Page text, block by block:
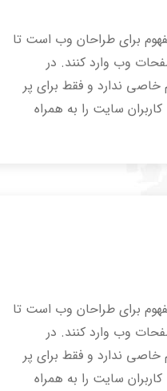
برای طراحان وب است تا
وب وارد کنند. در
ندارد و فقط برای پر
سایت را به همراه
برای طراحان وب است تا
وب وارد کنند. در
ندارد و فقط برای پر
سایت را به همراه